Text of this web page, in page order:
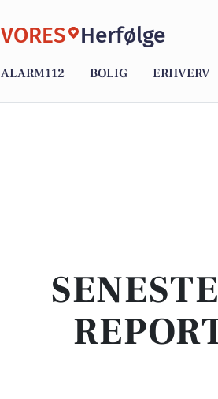
VORES Herfølge
ALARM112 BOLIG ERHVERV